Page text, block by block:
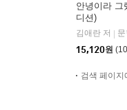
안녕이라 그
디션)
김애란 저
문
15,120원
검색 페이